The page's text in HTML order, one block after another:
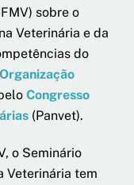
sobre o
Veterinária e da
do
Organização
Congresso
(Panvet).
o Seminário
Veterinária tem